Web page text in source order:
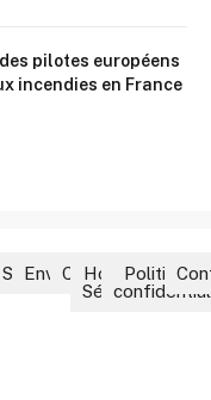
pilotes européens
incendies en France
Société
Environnement
CultureHors-
Séries
Politique